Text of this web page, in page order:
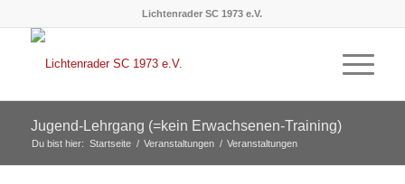
Lichtenrader SC 1973 e.V.
Jugend-Lehrgang (=kein Erwachsenen-Training)
Du bist hier: Startseite / Veranstaltungen / Veranstaltungen